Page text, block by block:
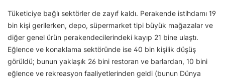
Tüketiciye bağlı sektörler de zayıf kaldı. Perakende istihdamı 19
bin kişi gerilerken, depo, süpermarket tipi büyük mağazalar ve
diğer genel ürün perakendecilerindeki kayıp 21 bine ulaştı.
Eğlence ve konaklama sektöründe ise 40 bin kişilik düşüş
görüldü; bunun yaklaşık 26 bini restoran ve barlardan, 10 bini
eğlence ve rekreasyon faaliyetlerinden geldi (bunun Dünya